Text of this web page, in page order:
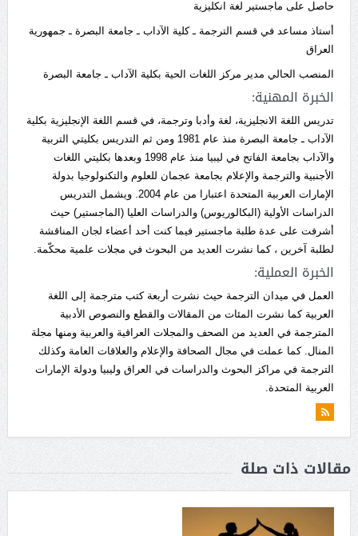
حاصل على ماجستير لغة انكليزية
أستاذ مساعد في قسم الترجمة ـ كلية الآداب ـ جامعة البصرة ـ جمهورية
العراق
المنصب الحالي مدير مركز اللغات الحية بكلية الآداب ـ جامعة البصرة
الخبرة المهنية:
تدريس اللغة الانجليزية، لغة وأدبا وترجمة، في قسم اللغة الإنجليزية بكلية
الآداب ـ جامعة البصرة منذ عام 1981 ومن ثم التدريس بكليتي التربية
والآداب بجامعة الفاتح في ليبيا منذ عام 1998 وبعدها بكليتي اللغات
الأجنبية والترجمة والإعلام بجامعة عجمان للعلوم والتكنولوجيا بدولة
الإمارات العربية المتحدة اعتبارا من عام 2004. ويشمل التدريس
الدراسات الأولية (البكالوريوس) والدراسات العليا (الماجستير) حيث
أشرفت على عدة طلبة ماجستير فيما كنت أحد أعضاء لجان المناقشة
لطلبة آخرين ، كما نشرت العديد من البحوث في مجلات علمية محكّمة.
الخبرة العملية:
العمل في ميدان الترجمة حيث نشرت أربعة كتب مترجمة إلى اللغة
العربية كما نشرت المئات من المقالات والقطع والنصوص الأدبية
المترجمة في العديد من الصحف والمجلات العراقية والعربية ومنها مجلة
المنال. كما عملت في مجال الصحافة والإعلام والعلاقات العامة وكذلك
الترجمة في مراكز البحوث والدراسات في العراق وليبيا ودولة الإمارات
العربية المتحدة.
مقالات ذات صلة